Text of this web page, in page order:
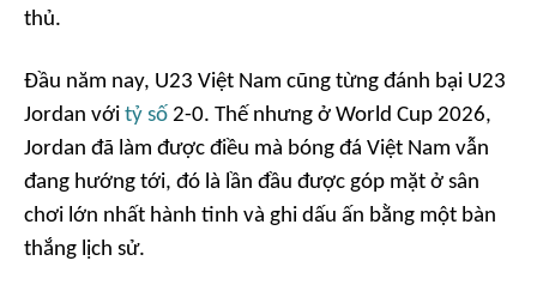
thủ.
Đầu năm nay, U23 Việt Nam cũng từng đánh bại U23
Jordan với tỷ số 2-0. Thế nhưng ở World Cup 2026,
Jordan đã làm được điều mà bóng đá Việt Nam vẫn
đang hướng tới, đó là lần đầu được góp mặt ở sân
chơi lớn nhất hành tinh và ghi dấu ấn bằng một bàn
thắng lịch sử.